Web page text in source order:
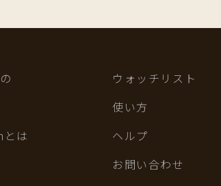
は
ウォッチリスト
使い方
ヘルプ
お問い合わせ